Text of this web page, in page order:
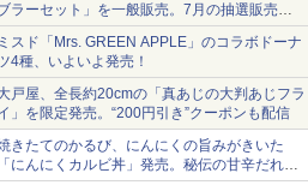
ラーセット」を一般販売。7月の抽選販売の
選無効分
スド「Mrs. GREEN APPLE」のコラボドーナ
4種、いよいよ発売！
戸屋、全長約20cmの「真あじの大判あじフラ
」を限定発売。“200円引き”クーポンも配信
きたてのかるび、にんにくの旨みがきいた
にんにくカルビ丼」発売。秘伝の甘辛だれを